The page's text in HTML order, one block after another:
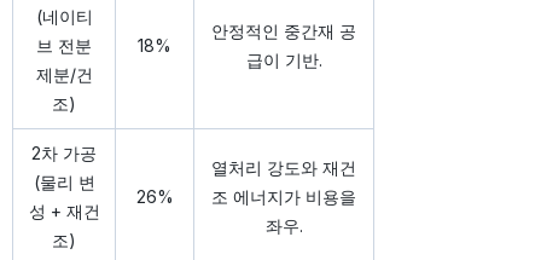
(네이티
브 전분
제분/건
조)
18%
안정적인 중간재 공
급이 기반.
2차 가공
(물리 변
성 + 재건
조)
26%
열처리 강도와 재건
조 에너지가 비용을
좌우.